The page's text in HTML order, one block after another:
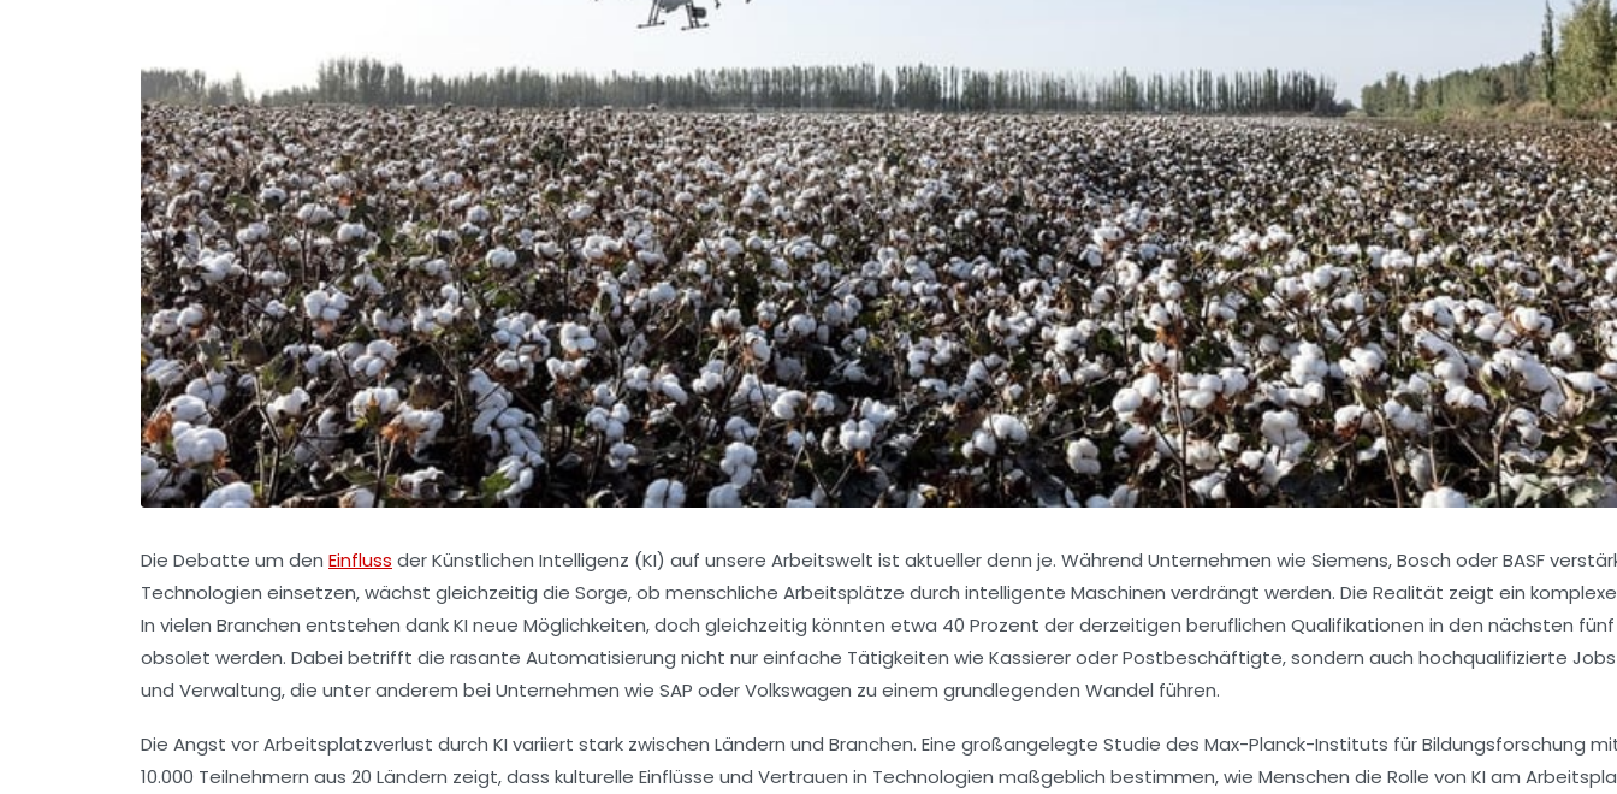
Die Debatte um den Einfluss der Künstlichen Intelligenz (KI) auf unsere Arbeitswelt ist aktueller denn je. Während Unternehmen wie Siemens,Bosch oderBASF
Technologien einsetzen, wächst gleichzeitig die Sorge, ob menschliche Arbeitsplätze durch intelligente Maschinen verdrängt werden. Die Realität zeigt ein
In vielen Branchen entstehen dank KI neue Möglichkeiten, doch gleichzeitig könnten etwa 40 Prozent der derzeitigen beruflichen Qualifikationen in den nächsten
obsolet werden. Dabei betrifft die rasante Automatisierung nicht nur einfache Tätigkeiten wie Kassierer oder Postbeschäftigte, sondern auch hochqualifizierte Jobs
und Verwaltung, die unter anderem bei Unternehmen wie SAP oderVolkswagen zu einem grundlegenden Wandel führen.
Die Angst vor Arbeitsplatzverlust durch KI variiert stark zwischen Ländern und Branchen. Eine großangelegte Studie des Max-Planck-Instituts für Bildungsforschung
10.000 Teilnehmern aus 20 Ländern zeigt, dass kulturelle Einflüsse und Vertrauen in Technologien maßgeblich bestimmen, wie Menschen die Rolle von KI am